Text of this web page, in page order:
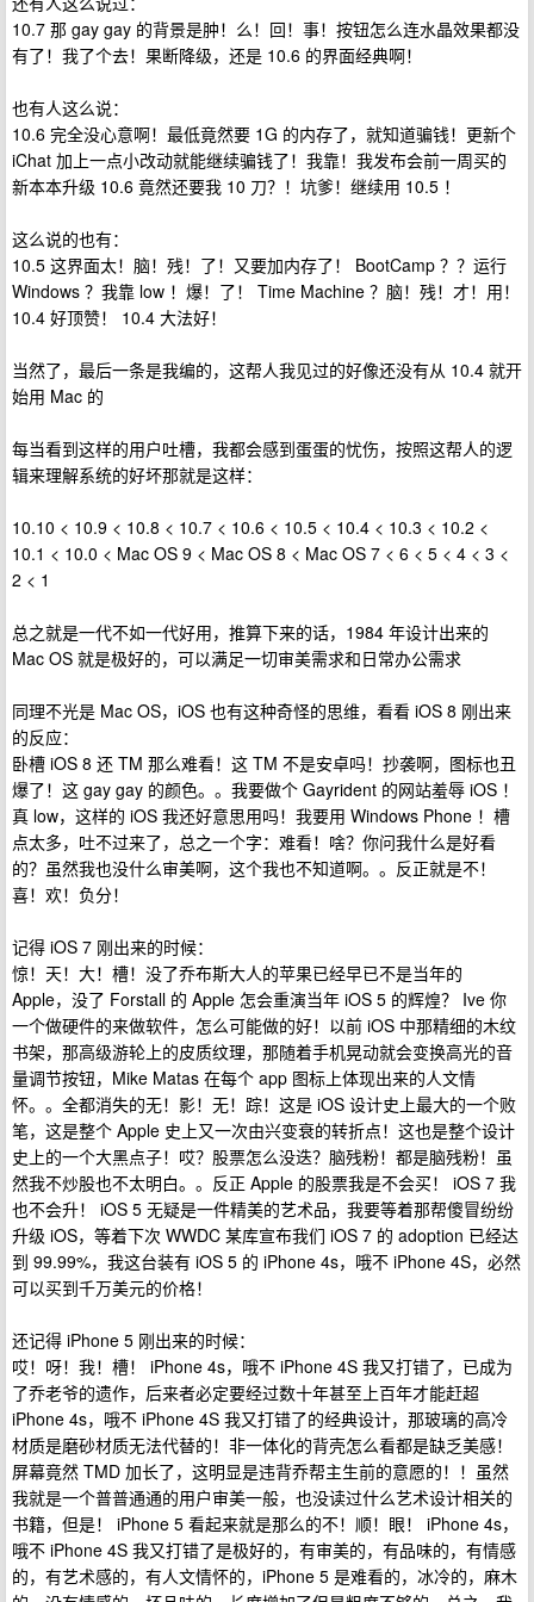
10.7 那 gay gay 的背景是肿！么！回！事！按钮怎么连水晶效果都没
有了！我了个去！果断降级，还是 10.6 的界面经典啊！
也有人这么说：
10.6 完全没心意啊！最低竟然要 1G 的内存了，就知道骗钱！更新个
iChat 加上一点小改动就能继续骗钱了！我靠！我发布会前一周买的
新本本升级 10.6 竟然还要我 10 刀？！坑爹！继续用 10.5 ！
这么说的也有：
10.5 这界面太！脑！残！了！又要加内存了！ BootCamp ？？运行
Windows ？我靠 low ！爆！了！ Time Machine ？脑！残！才！用！
10.4 好顶赞！ 10.4 大法好！
当然了，最后一条是我编的，这帮人我见过的好像还没有从 10.4 就开
始用 Mac 的
每当看到这样的用户吐槽，我都会感到蛋蛋的忧伤，按照这帮人的逻
辑来理解系统的好坏那就是这样：
10.10 < 10.9 < 10.8 < 10.7 < 10.6 < 10.5 < 10.4 < 10.3 < 10.2 <
10.1 < 10.0 < Mac OS 9 < Mac OS 8 < Mac OS 7 < 6 < 5 < 4 < 3 <
2 < 1
总之就是一代不如一代好用，推算下来的话，1984 年设计出来的
Mac OS 就是极好的，可以满足一切审美需求和日常办公需求
同理不光是 Mac OS，iOS 也有这种奇怪的思维，看看 iOS 8 刚出来
的反应：
卧槽 iOS 8 还 TM 那么难看！这 TM 不是安卓吗！抄袭啊，图标也丑
爆了！这 gay gay 的颜色。。我要做个 Gayrident 的网站羞辱 iOS ！
真 low，这样的 iOS 我还好意思用吗！我要用 Windows Phone ！槽
点太多，吐不过来了，总之一个字：难看！啥？你问我什么是好看
的？虽然我也没什么审美啊，这个我也不知道啊。。反正就是不！
喜！欢！负分！
记得 iOS 7 刚出来的时候：
惊！天！大！槽！没了乔布斯大人的苹果已经早已不是当年的
Apple，没了 Forstall 的 Apple 怎会重演当年 iOS 5 的辉煌？ Ive 你
一个做硬件的来做软件，怎么可能做的好！以前 iOS 中那精细的木纹
书架，那高级游轮上的皮质纹理，那随着手机晃动就会变换高光的音
量调节按钮，Mike Matas 在每个 app 图标上体现出来的人文情
怀。。全都消失的无！影！无！踪！这是 iOS 设计史上最大的一个败
笔，这是整个 Apple 史上又一次由兴变衰的转折点！这也是整个设计
史上的一个大黑点子！哎？股票怎么没迭？脑残粉！都是脑残粉！虽
然我不炒股也不太明白。。反正 Apple 的股票我是不会买！ iOS 7 我
也不会升！ iOS 5 无疑是一件精美的艺术品，我要等着那帮傻冒纷纷
升级 iOS，等着下次 WWDC 某库宣布我们 iOS 7 的 adoption 已经达
到 99.99%，我这台装有 iOS 5 的 iPhone 4s，哦不 iPhone 4S，必然
可以买到千万美元的价格！
还记得 iPhone 5 刚出来的时候：
哎！呀！我！槽！ iPhone 4s，哦不 iPhone 4S 我又打错了，已成为
了乔老爷的遗作，后来者必定要经过数十年甚至上百年才能赶超
iPhone 4s，哦不 iPhone 4S 我又打错了的经典设计，那玻璃的高冷
材质是磨砂材质无法代替的！非一体化的背壳怎么看都是缺乏美感！
屏幕竟然 TMD 加长了，这明显是违背乔帮主生前的意愿的！！虽然
我就是一个普普通通的用户审美一般，也没读过什么艺术设计相关的
书籍，但是！ iPhone 5 看起来就是那么的不！顺！眼！ iPhone 4s，
哦不 iPhone 4S 我又打错了是极好的，有审美的，有品味的，有情感
的，有艺术感的，有人文情怀的，iPhone 5 是难看的，冰冷的，麻木